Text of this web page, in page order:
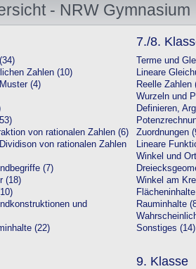
- NRW Gymnasium
Zahlen (10)
(4)
von rationalen Zahlen (6)
von rationalen Zahlen
(7)
(18)
und
(22)
7./8.
Terme und
Lineare
Reelle Zahlen
Wurzeln und
Definieren,
Zuordnungen
Lineare
Winkel und
Winkel am
Rauminhalte
Sonstiges (14)
9. Klasse